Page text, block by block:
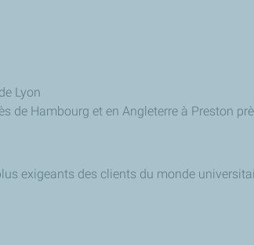
Lyon
de Hambourg et en Angleterre à Preston
exigeants des clients du monde